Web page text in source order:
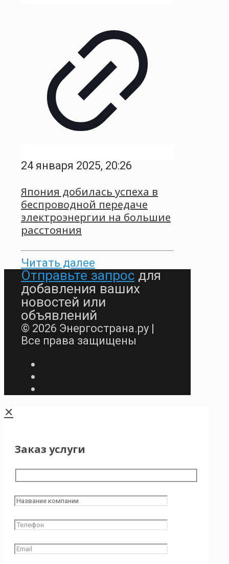
24 января 2025, 20:26
Япония добилась успеха в
беспроводной передаче
электроэнергии на большие
расстояния
Читать далее
Отправьте запрос для
добавления ваших
новостей или
объявлений
© 2026 Энергострана.ру |
Все права защищены
✕
Заказ услуги